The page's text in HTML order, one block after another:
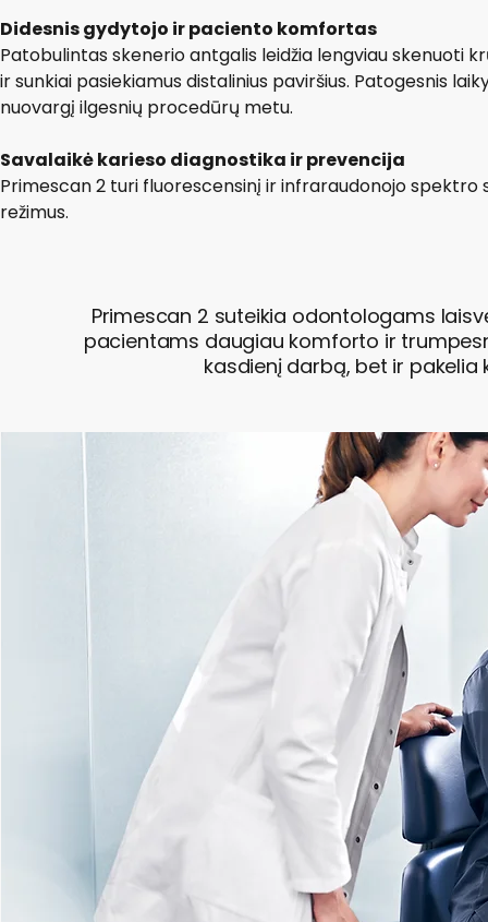
Didesnis gydytojo ir paciento komfortas
Patobulintas skenerio antgalis leidžia lengviau skenuoti
ir sunkiai pasiekiamus distalinius paviršius. Patogesnis
nuovargį ilgesnių procedūrų metu.
Savalaikė karieso diagnostika ir prevencija
Primescan 2 turi fluorescensinį ir infraraudonojo spektro
režimus.
Primescan 2 suteikia odontologams
pacientams daugiau komforto ir
kasdienį darbą, bet ir pakelia